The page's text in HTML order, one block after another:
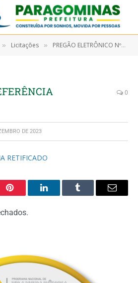
» Licitações » PREGÃO ELETRÔNICO Nº 9/2023-00033 (LOCAÇÃO DE VEÍCULO TIPO AMBULÂNCIA COM MOTORISTA PARA SIMPLES REMOÇÃO DE PACIENTE, OBJETIVANDO ATENDER A SECRETARIA MUNICIPAL DE SAÚDE E SEUS PROGRAMAS, UNIDADE DE PRONTO ATENDIMENTO – UPA E HOSPITAL MUNICIPAL DE PARAGOMINAS NA REMOÇÃO DE PACIENTES PARA TRATAMENTO EM HOSPITAL CONVENIADOS AO SUS – SISTEMA ÚNICO DE SAÚDE EM BELÉM/PA, BRAGANÇA/PA E CAPANEMA/PA)
0
DE 2023
RETIFICADO
Pinterest LinkedInTumblr Email